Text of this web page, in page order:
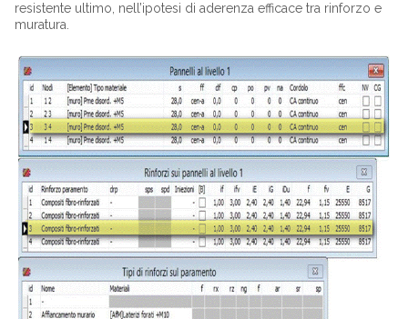
resistente ultimo, nell’ipotesi di aderenza efficace tra rinforzo e
muratura.